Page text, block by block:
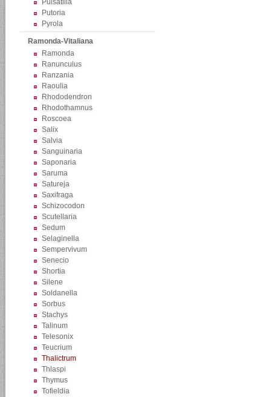
Pulsatilla
Putoria
Pyrola
Ramonda-Vitaliana
Ramonda
Ranunculus
Ranzania
Raoulia
Rhododendron
Rhodothamnus
Roscoea
Salix
Salvia
Sanguinaria
Saponaria
Saruma
Satureja
Saxifraga
Schizocodon
Scutellaria
Sedum
Selaginella
Sempervivum
Senecio
Shortia
Silene
Soldanella
Sorbus
Stachys
Talinum
Telesonix
Teucrium
Thalictrum
Thlaspi
Thymus
Tofieldia